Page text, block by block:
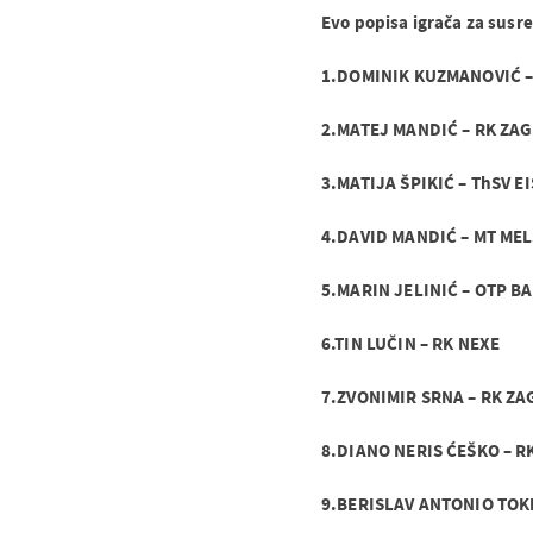
Evo popisa igrača za
1.DOMINIK KUZMANOVIĆ
2.MATEJ MANDIĆ – RK
3.MATIJA ŠPIKIĆ – ThSV
4.DAVID MANDIĆ – MT
5.MARIN JELINIĆ – OTP
6.TIN LUČIN – RK NEXE
7.ZVONIMIR SRNA – RK
8.DIANO NERIS ĆEŠKO –
9.BERISLAV ANTONIO